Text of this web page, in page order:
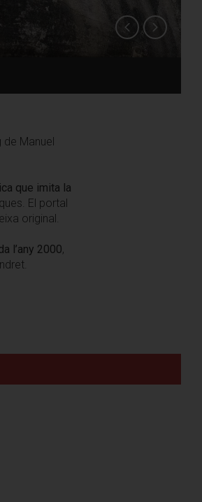
de Manuel
que imita la
El portal
original.
l’any 2000,